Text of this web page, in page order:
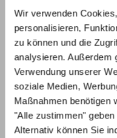
Wir verwenden
personalisieren,
zu können und die
analysieren. Außerdem
Verwendung unserer
soziale Medien,
Maßnahmen benötigen
"Alle zustimmen"
Alternativ können Sie
Wir
Per